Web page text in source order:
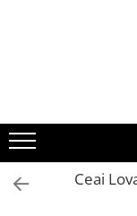
Instrumente de scris
Rollere & Finelinere
Rollere
Ceai